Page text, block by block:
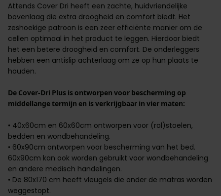
Attends Cover Dri heeft een zachte, huidvriendelijke
bovenlaag die extra droogheid en comfort biedt. Het
zeshoekige patroon is een zeer efficiënte manier om de
cellen optimaal in het product te leggen. Hierdoor biedt
het een betere droogheid en comfort. De onderleggers
hebben een antislip achterlaag om ze op hun plaats te
houden.
De Cover-Dri Plus is ontworpen voor bescherming op
middellange termijn en is verkrijgbaar in vier maten:
• 40x60cm en 60x60cm ontworpen voor (rol)stoelen,
bedden en wondbehandeling.
• 60x90cm ontworpen voor bescherming van het bed.
60x90cm kan ook worden gebruikt voor wondbehandeling
en andere medisch handelingen.
• De 80x170 cm heeft vleugels die onder de matras worden
weggestopt.